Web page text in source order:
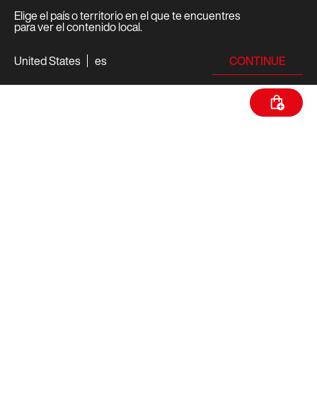
Elige el país o territorio en el que te encuentres
para ver el contenido local.
United States
es CONTINUE